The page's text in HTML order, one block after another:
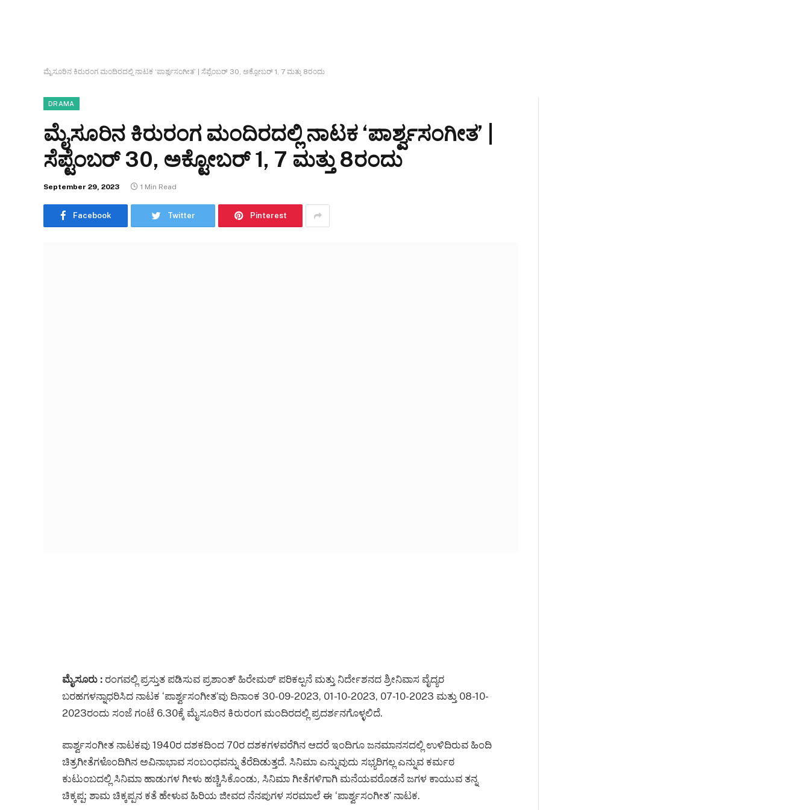
ಮೈಸೂರಿನ ಕಿರುರಂಗ ಮಂದಿರದಲ್ಲಿ ನಾಟಕ ‘ಪಾರ್ಶ್ವಸಂಗೀತ’ | ಸೆಪ್ಟೆಂಬರ್ 30, ಅಕ್ಟೋಬರ್ 1, 7 ಮತ್ತು 8ರಂದು
DRAMA
ಮೈಸೂರಿನ ಕಿರುರಂಗ ಮಂದಿರದಲ್ಲಿ ನಾಟಕ ‘ಪಾರ್ಶ್ವಸಂಗೀತ’ |
ಸೆಪ್ಟೆಂಬರ್ 30, ಅಕ್ಟೋಬರ್ 1, 7 ಮತ್ತು 8ರಂದು
September 29, 2023 1 Min Read
Facebook Twitter Pinterest
ಮೈಸೂರು : ರಂಗವಲ್ಲಿ ಪ್ರಸ್ತುತ ಪಡಿಸುವ ಪ್ರಶಾಂತ್ ಹಿರೇಮಠ್ ಪರಿಕಲ್ಪನೆ ಮತ್ತು ನಿರ್ದೇಶನದ ಶ್ರೀನಿವಾಸ ವೈದ್ಯರ
ಬರಹಗಳನ್ನಾಧರಿಸಿದ ನಾಟಕ ‘ಪಾರ್ಶ್ವಸಂಗೀತ’ವು ದಿನಾಂಕ 30-09-2023, 01-10-2023, 07-10-2023 ಮತ್ತು 08-10-
2023ರಂದು ಸಂಜೆ ಗಂಟೆ 6.30ಕ್ಕೆ ಮೈಸೂರಿನ ಕಿರುರಂಗ ಮಂದಿರದಲ್ಲಿ ಪ್ರದರ್ಶನಗೊಳ್ಳಲಿದೆ.
ಪಾರ್ಶ್ವಸಂಗೀತ ನಾಟಕವು 1940ರ ದಶಕದಿಂದ 70ರ ದಶಕಗಳವರೆಗಿನ ಆದರೆ ಇಂದಿಗೂ ಜನಮಾನಸದಲ್ಲಿ ಉಳಿದಿರುವ ಹಿಂದಿ
ಚಿತ್ರಗೀತೆಗಳೊಂದಿಗಿನ ಅವಿನಾಭಾವ ಸಂಬಂಧವನ್ನು ತೆರೆದಿಡುತ್ತದೆ. ಸಿನಿಮಾ ಎನ್ನುವುದು ಸಭ್ಯರಿಗಲ್ಲ ಎನ್ನುವ ಕರ್ಮಠ
ಕುಟುಂಬದಲ್ಲಿ ಸಿನಿಮಾ ಹಾಡುಗಳ ಗೀಳು ಹಚ್ಚಿಸಿಕೊಂಡು, ಸಿನಿಮಾ ಗೀತೆಗಳಿಗಾಗಿ ಮನೆಯವರೊಡನೆ ಜಗಳ ಕಾಯುವ ತನ್ನ
ಚಿಕ್ಕಪ್ಪ; ಶಾಮ ಚಿಕ್ಕಪ್ಪನ ಕತೆ ಹೇಳುವ ಹಿರಿಯ ಜೀವದ ನೆನಪುಗಳ ಸರಮಾಲೆ ಈ ‘ಪಾರ್ಶ್ವಸಂಗೀತ’ ನಾಟಕ.